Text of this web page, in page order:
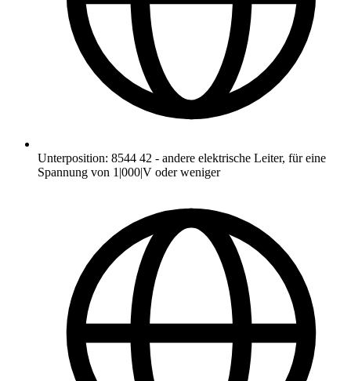
Unterposition: 8544 42 - andere elektrische Leiter, für eine
Spannung von 1|000|V oder weniger